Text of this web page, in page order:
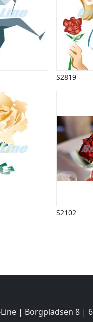
S2819
S2102
| Borgpladsen 8 |